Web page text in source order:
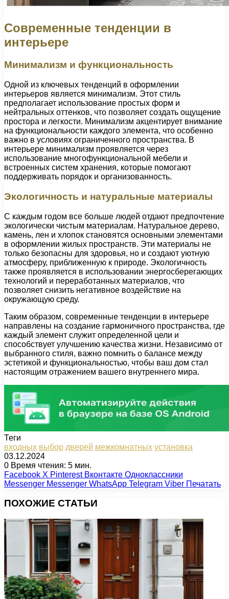
Современные тенденции в
интерьере
Минимализм и функциональность
Одной из ключевых тенденций в оформлении
интерьеров является минимализм. Этот стиль
предполагает использование простых форм и
нейтральных оттенков, что позволяет создать ощущение
простора и легкости. Минимализм акцентирует внимание
на функциональности каждого элемента, что особенно
важно в условиях ограниченного пространства. В
интерьере минимализм проявляется через
использование многофункциональной мебели и
встроенных систем хранения, которые помогают
поддерживать порядок и организованность.
Экологичность и натуральные материалы
С каждым годом все больше людей отдают предпочтение
экологически чистым материалам. Натуральное дерево,
камень, лен и хлопок становятся основными элементами
в оформлении жилых пространств. Эти материалы не
только безопасны для здоровья, но и создают уютную
атмосферу, приближенную к природе. Экологичность
также проявляется в использовании энергосберегающих
технологий и переработанных материалов, что
позволяет снизить негативное воздействие на
окружающую среду.
Таким образом, современные тенденции в интерьере
направлены на создание гармоничного пространства, где
каждый элемент служит определенной цели и
способствует улучшению качества жизни. Независимо от
выбранного стиля, важно помнить о балансе между
эстетикой и функциональностью, чтобы ваш дом стал
настоящим отражением вашего внутреннего мира.
Теги
входных выбор дверей межкомнатных установка
03.12.2024
0 Время чтения: 5 мин.
Facebook X Pinterest Вконтакте Одноклассники
Messenger Messenger WhatsApp Telegram Viber Печатать
ПОХОЖИЕ СТАТЬИ